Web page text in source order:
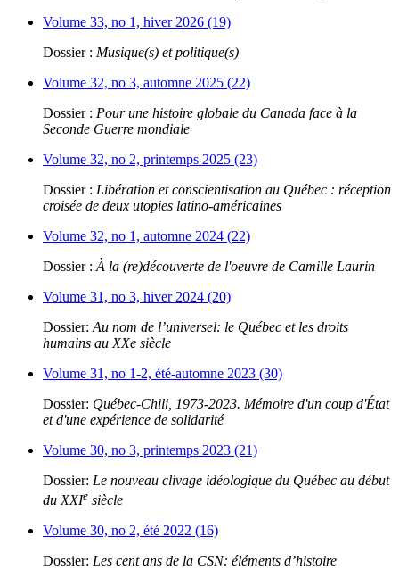
Volume 33, no 1, hiver 2026 (19)
Dossier : Musique(s) et politique(s)
Volume 32, no 3, automne 2025 (22)
Dossier : Pour une histoire globale du Canada face à la
Seconde Guerre mondiale
Volume 32, no 2, printemps 2025 (23)
Dossier : Libération et conscientisation au Québec : réception
croisée de deux utopies latino-américaines
Volume 32, no 1, automne 2024 (22)
Dossier : À la (re)découverte de l'oeuvre de Camille Laurin
Volume 31, no 3, hiver 2024 (20)
Dossier: Au nom de l’universel: le Québec et les droits
humains au XXe siècle
Volume 31, no 1-2, été-automne 2023 (30)
Dossier: Québec-Chili, 1973-2023. Mémoire d'un coup d'État
et d'une expérience de solidarité
Volume 30, no 3, printemps 2023 (21)
Dossier: Le nouveau clivage idéologique du Québec au début
du XXIe siècle
Volume 30, no 2, été 2022 (16)
Dossier: Les cent ans de la CSN: éléments d’histoire